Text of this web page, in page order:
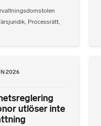
, Processrätt,
2026
utlöser inte